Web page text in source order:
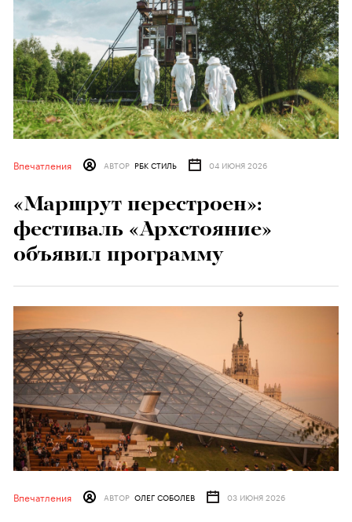
Впечатления АВТОР РБК СТИЛЬ 04 ИЮНЯ 2026
«Маршрут перестроен»:
фестиваль «Архстояние»
объявил программу
Впечатления АВТОР ОЛЕГ СОБОЛЕВ 03 ИЮНЯ 2026